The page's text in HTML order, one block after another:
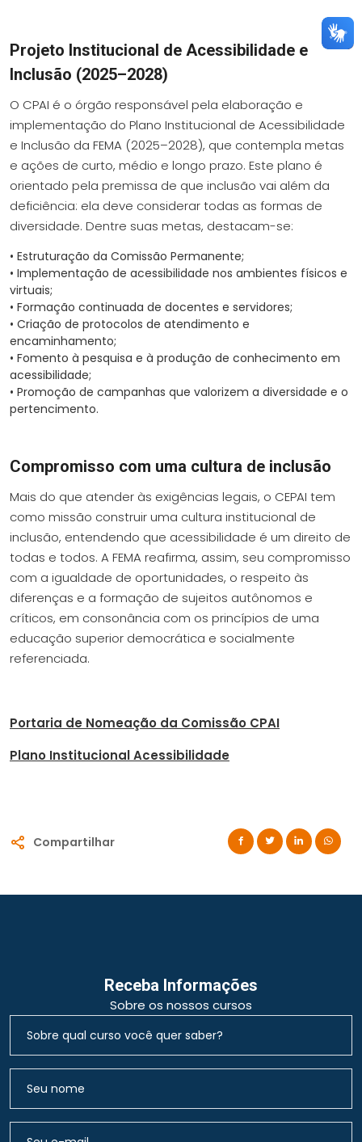
Projeto Institucional de Acessibilidade e
Inclusão (2025–2028)
O CPAI é o órgão responsável pela elaboração e
implementação do Plano Institucional de Acessibilidade
e Inclusão da FEMA (2025–2028), que contempla metas
e ações de curto, médio e longo prazo. Este plano é
orientado pela premissa de que inclusão vai além da
deficiência: ela deve considerar todas as formas de
diversidade. Dentre suas metas, destacam-se:
• Estruturação da Comissão Permanente;
• Implementação de acessibilidade nos ambientes físicos e
virtuais;
• Formação continuada de docentes e servidores;
• Criação de protocolos de atendimento e
encaminhamento;
• Fomento à pesquisa e à produção de conhecimento em
acessibilidade;
• Promoção de campanhas que valorizem a diversidade e o
pertencimento.
Compromisso com uma cultura de inclusão
Mais do que atender às exigências legais, o CEPAI tem
como missão construir uma cultura institucional de
inclusão, entendendo que acessibilidade é um direito de
todas e todos. A FEMA reafirma, assim, seu compromisso
com a igualdade de oportunidades, o respeito às
diferenças e a formação de sujeitos autônomos e
críticos, em consonância com os princípios de uma
educação superior democrática e socialmente
referenciada.
Portaria de Nomeação da Comissão CPAI
Plano Institucional Acessibilidade
Compartilhar
Receba Informações
Sobre os nossos cursos